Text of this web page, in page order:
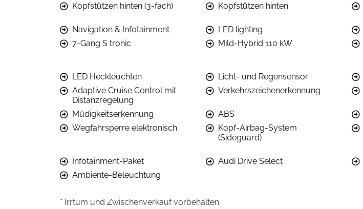
Kopfstützen hinten (3-fach) Kopfstützen hinten
Navigation & Infotainment
LED lighting
7-Gang S tronic
Mild-Hybrid 110 kW
LED Heckleuchten Licht- und Regensensor
Adaptive Cruise Control mit
Distanzregelung
Verkehrszeichenerkennung
Müdigkeitserkennung ABS
Wegfahrsperre elektronisch
Kopf-Airbag-System
(Sideguard)
Infotainment-Paket
Audi Drive Select
Ambiente-Beleuchtung
* Irrtum und Zwischenverkauf vorbehalten.